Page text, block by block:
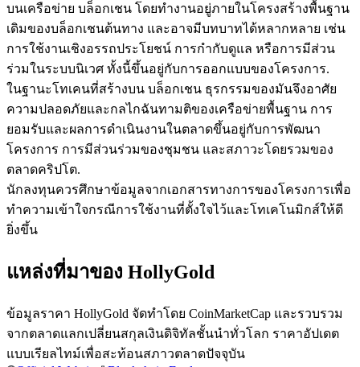
คัดลอกการซื้อขาย
เข้าร่วมกับเทรดเดอร์ชั้นนำ
บนเครือข่าย บล็อกเชน โดยทำงานอยู่ภายในโครงสร้างพื้นฐาน
เดิมของบล็อกเชนต้นทาง และอาจมีบทบาทได้หลากหลาย เช่น
การใช้งานเชิงอรรถประโยชน์ การกำกับดูแล หรือการมีส่วน
ร่วมในระบบนิเวศ ทั้งนี้ขึ้นอยู่กับการออกแบบของโครงการ.
ในฐานะโทเคนที่สร้างบน บล็อกเชน ธุรกรรมของมันจึงอาศัย
ความปลอดภัยและกลไกฉันทามติของเครือข่ายพื้นฐาน การ
ยอมรับและผลการดำเนินงานในตลาดขึ้นอยู่กับการพัฒนา
โครงการ การมีส่วนร่วมของชุมชน และสภาวะโดยรวมของ
ตลาดคริปโต.
นักลงทุนควรศึกษาข้อมูลจากเอกสารทางการของโครงการเพื่อ
ทำความเข้าใจกรณีการใช้งานที่ตั้งใจไว้และโทเคโนมิกส์ให้ดี
ยิ่งขึ้น
แหล่งที่มาของ HollyGold
ข้อมูลราคา HollyGold จัดทำโดย CoinMarketCap และรวบรวม
จากตลาดแลกเปลี่ยนสกุลเงินดิจิทัลชั้นนำทั่วโลก ราคาอัปเดต
แบบเรียลไทม์เพื่อสะท้อนสภาวตลาดปัจจุบัน